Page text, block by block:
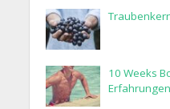
10 Weeks